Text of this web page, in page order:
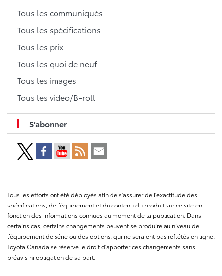
Tous les communiqués
Tous les spécifications
Tous les prix
Tous les quoi de neuf
Tous les images
Tous les video/B-roll
S’abonner
Tous les efforts ont été déployés afin de s’assurer de l’exactitude des
spécifications, de l’équipement et du contenu du produit sur ce site en
fonction des informations connues au moment de la publication. Dans
certains cas, certains changements peuvent se produire au niveau de
l’équipement de série ou des options, qui ne seraient pas reflétés en ligne.
Toyota Canada se réserve le droit d’apporter ces changements sans
préavis ni obligation de sa part.